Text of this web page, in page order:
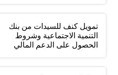
تمويل كنف للسيدات من بنك
التنمية الاجتماعية وشروط
الحصول على الدعم المالي